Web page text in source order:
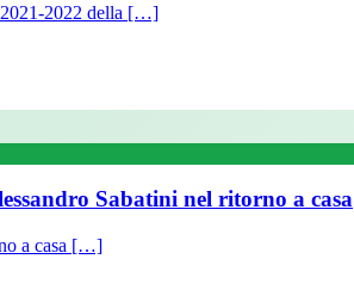
2021-2022 della […]
Sabatini nel ritorno a casa
a casa […]